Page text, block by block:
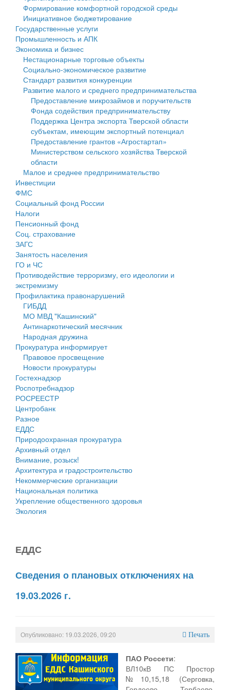
Государственные услуги
Промышленность и АПК
Экономика и бизнес
Символика
Устав
Гостям округа
Туризм
Культура
Образование
Здравоохранение
Социальная защита
Фотоальбом
муниципального округа Тверской области
Администрация Кашинского муниципального округа
Тверской области
Управление сельскими территориями
Открытые данные
Работа с обращениями граждан
Муниципальный контроль
Муниципальные услуги
Проекты административных регламентов
Антимонопольный комплаенс
Противодействие коррупции
Финансовое управление
Бюджет для граждан
Имущество
Выявление правообладателей ранее учтенных
объектов недвижимости
Имущественная поддержка субъектов малого и
среднего предпринимательства
Информационная поддержка субъектов малого и
среднего предпринимательства
Муниципальные программы
Контрольно-счетная палата
Персональные данные
Оценка регулирующего воздействия
Деятельность МУ
Нормативы градостроительного проектирования
Правила землепользования и застройки
Генеральные планы
Проекты планировки территории
Собрание депутатов
Городское поселение
Сельские поселения
Формирование комфортной городской среды
Инициативное бюджетирование
Государственные услуги
Промышленность и АПК
Экономика и бизнес
Нестационарные торговые объекты
Социально-экономическое развитие
Стандарт развития конкуренции
Развитие малого и среднего предпринимательства
Предоставление микрозаймов и поручительств
Фонда содействия предпринимательству
Поддержка Центра экспорта Тверской области
субъектам, имеющим экспортный потенциал
Предоставление грантов «Агростартап»
Министерством сельского хозяйства Тверской
области
Малое и среднее предпринимательство
Инвестиции
ФМС
Социальный фонд России
Налоги
Пенсионный фонд
Соц. страхование
ЗАГС
Занятость населения
ГО и ЧС
Противодействие терроризму, его идеологии и
экстремизму
Профилактика правонарушений
ГИБДД
МО МВД "Кашинский"
Антинаркотический месячник
Народная дружина
Прокуратура информирует
Правовое просвещение
Новости прокуратуры
Гостехнадзор
Роспотребнадзор
РОСРЕЕСТР
Центробанк
Разное
ЕДДС
Природоохранная прокуратура
Архивный отдел
Внимание, розыск!
Архитектура и градостроительство
Некоммерческие организации
Национальная политика
Укрепление общественного здоровья
Экология
ЕДДС
Сведения о плановых отключениях на
19.03.2026 г.
Опубликовано: 19.03.2026, 09:20 Печать
ПАО Россети:
ВЛ10кВ ПС Простор
№10,15,18 (Серговка,